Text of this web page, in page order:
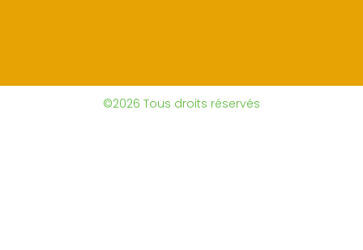
©2026 Tous droits réservés